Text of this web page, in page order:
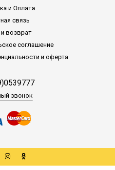
и Оплата
связь
возврат
соглашение
и оферта
звонок